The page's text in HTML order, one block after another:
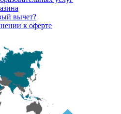
вычет?
к оферте